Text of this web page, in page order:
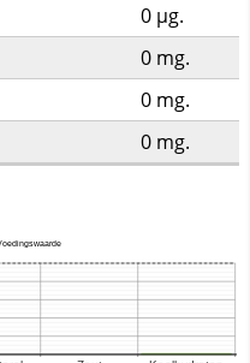
0 µg.
0 mg.
0 mg.
0 mg.